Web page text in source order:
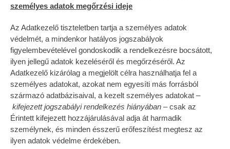
személyes adatok megőrzési ideje
Az Adatkezelő tiszteletben tartja a személyes adatok
védelmét, a mindenkor hatályos jogszabályok
figyelembevételével gondoskodik a rendelkezésre bocsátott,
ilyen jellegű adatok kezeléséről és megőrzéséről. Az
Adatkezelő kizárólag a megjelölt célra használhatja fel a
személyes adatokat, azokat nem egyesíti más forrásból
származó adatbázisaival, a kezelt személyes adatokat –
kifejezett jogszabályi rendelkezés hiányában – csak az
Érintett kifejezett hozzájárulásával adja át harmadik
személynek, és minden ésszerű erőfeszítést megtesz az
ilyen adatok védelme érdekében.